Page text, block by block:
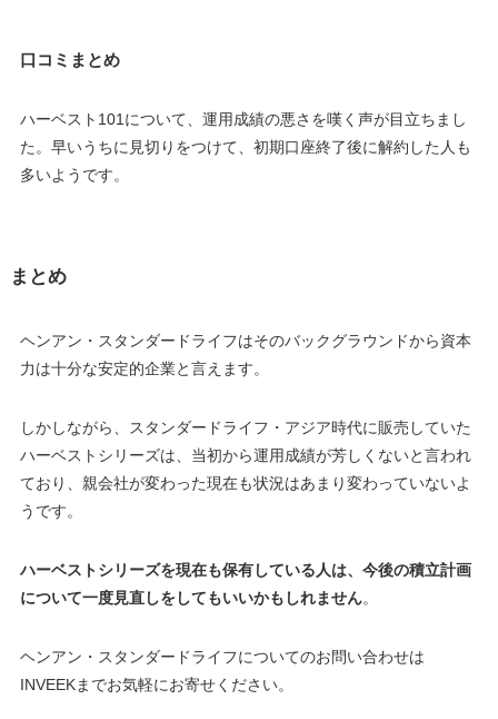
口コミまとめ
ハーベスト101について、運用成績の悪さを嘆く声が目立ちまし
た。早いうちに見切りをつけて、初期口座終了後に解約した人も
多いようです。
まとめ
ヘンアン・スタンダードライフはそのバックグラウンドから資本
力は十分な安定的企業と言えます。
しかしながら、スタンダードライフ・アジア時代に販売していた
ハーベストシリーズは、当初から運用成績が芳しくないと言われ
ており、親会社が変わった現在も状況はあまり変わっていないよ
うです。
ハーベストシリーズを現在も保有している人は、今後の積立計画
について一度見直しをしてもいいかもしれません。
ヘンアン・スタンダードライフについてのお問い合わせは
INVEEKまでお気軽にお寄せください。